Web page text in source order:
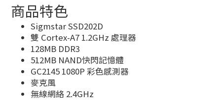
商品特色
Sigmstar SSD202D
雙 Cortex-A7 1.2GHz 處理器
128MB DDR3
512MB NAND快閃記憶體
GC2145 1080P 彩色感測器
麥克風
無線網絡 2.4GHz